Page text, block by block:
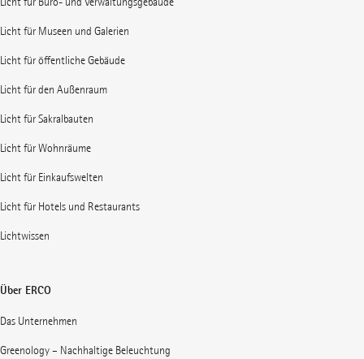
Licht für Museen und Galerien
Licht für öffentliche Gebäude
Licht für den Außenraum
Licht für Sakralbauten
Licht für Wohnräume
Licht für Einkaufswelten
Licht für Hotels und Restaurants
Lichtwissen
Über ERCO
Das Unternehmen
Greenology – Nachhaltige Beleuchtung